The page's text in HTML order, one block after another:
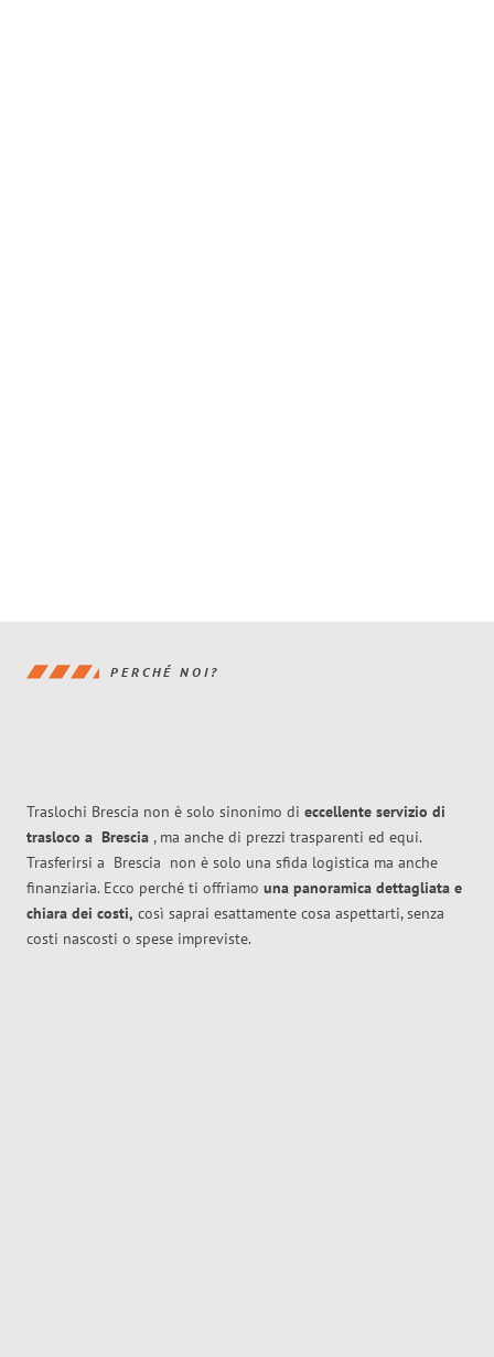
PERCHÉ NOI?
Traslochi Brescia non è solo sinonimo di eccellente servizio di
trasloco a Brescia , ma anche di prezzi trasparenti ed equi.
Trasferirsi a Brescia non è solo una sfida logistica ma anche
finanziaria. Ecco perché ti offriamo una panoramica dettagliata e
chiara dei costi, così saprai esattamente cosa aspettarti, senza
costi nascosti o spese impreviste.